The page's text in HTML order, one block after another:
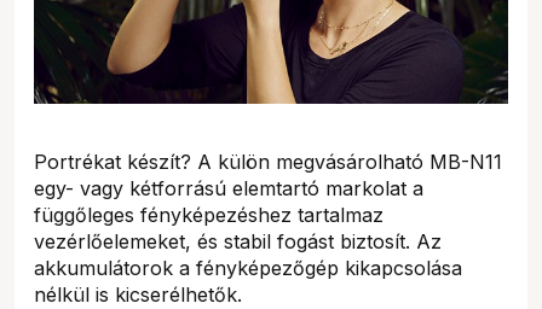
Portrékat készít? A külön megvásárolható MB-N11
egy- vagy kétforrású elemtartó markolat a
függőleges fényképezéshez tartalmaz
vezérlőelemeket, és stabil fogást biztosít. Az
akkumulátorok a fényképezőgép kikapcsolása
nélkül is kicserélhetők.